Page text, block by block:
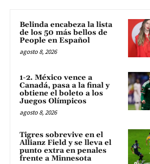
Belinda encabeza la lista
de los 50 más bellos de
People en Español
agosto 8, 2026
1-2. México vence a
Canadá, pasa a la final y
obtiene el boleto a los
Juegos Olímpicos
agosto 8, 2026
Tigres sobrevive en el
Allianz Field y se lleva el
punto extra en penales
frente a Minnesota